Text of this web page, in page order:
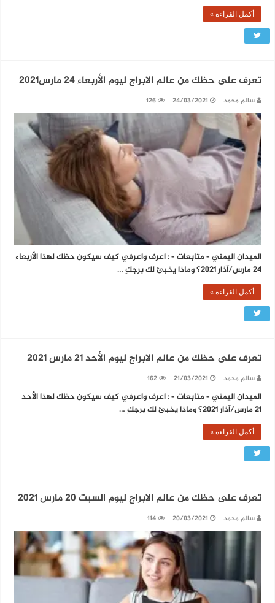
أكمل القراءة »
تعرف على حظك من عالم الابراج ليوم الأربعاء 24 مارس2021
سالم محمد 24/03/2021
126
الميدان اليمني – متابعات – : اعرف واعرفي كيف سيكون حظك لهذا الأربعاء
24 مارس/آذار 2021؟ وماذا يخبئ لك برجكِ …
أكمل القراءة »
تعرف على حظك من عالم الابراج ليوم الأحد 21 مارس 2021
سالم محمد 21/03/2021
162
الميدان اليمني – متابعات – : اعرف واعرفي كيف سيكون حظك لهذا الأحد
21 مارس/آذار 2021؟ وماذا يخبئ لك برجكِ …
أكمل القراءة »
تعرف على حظك من عالم الابراج ليوم السبت 20 مارس 2021
سالم محمد 20/03/2021
114